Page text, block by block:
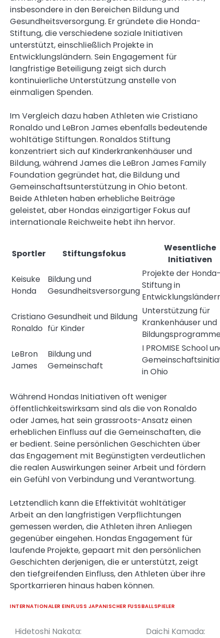
insbesondere in den Bereichen Bildung und
Gesundheitsversorgung. Er gründete die Honda-
Stiftung, die verschiedene soziale Initiativen
unterstützt, einschließlich Projekte in
Entwicklungsländern. Sein Engagement für
langfristige Beteiligung zeigt sich durch
kontinuierliche Unterstützung anstelle von
einmaligen Spenden.
Im Vergleich dazu haben Athleten wie Cristiano
Ronaldo und LeBron James ebenfalls bedeutende
wohltätige Stiftungen. Ronaldos Stiftung
konzentriert sich auf Kinderkrankenhäuser und
Bildung, während James die LeBron James Family
Foundation gegründet hat, die Bildung und
Gemeinschaftsunterstützung in Ohio betont.
Beide Athleten haben erhebliche Beiträge
geleistet, aber Hondas einzigartiger Fokus auf
internationale Reichweite hebt ihn hervor.
Sportler Stiftungsfokus
Wesentliche
Initiativen
Keisuke
Honda
Bildung und
Gesundheitsversorgung
Projekte der
Stiftung in
Cristiano
Ronaldo
Gesundheit und Bildung
für Kinder
Unterstützung für
Krankenhäuser und
LeBron
James
Bildung und
Gemeinschaft
I PROMISE School
in Ohio
Während Hondas Initiativen oft weniger
öffentlichkeitswirksam sind als die von Ronaldo
oder James, hat sein grassroots-Ansatz einen
erheblichen Einfluss auf die Gemeinschaften, die
er bedient. Seine persönlichen Geschichten über
das Engagement mit Begünstigten verdeutlichen
die realen Auswirkungen seiner Arbeit und fördern
ein Gefühl von Verbindung und Verantwortung.
Letztendlich kann die Effektivität wohltätiger
Arbeit an den langfristigen Verpflichtungen
gemessen werden, die Athleten ihren Anliegen
gegenüber eingehen. Hondas Engagement für
laufende Projekte, gepaart mit den persönlichen
Geschichten derjenigen, die er unterstützt, zeigt
den tiefgreifenden Einfluss, den Athleten über ihre
Sportkarrieren hinaus haben können.
INTERNATIONALER EINFLUSS JAPANISCHER FUSSBALLSPIELER
Post
Hidetoshi Nakata:
Daichi Kamada: